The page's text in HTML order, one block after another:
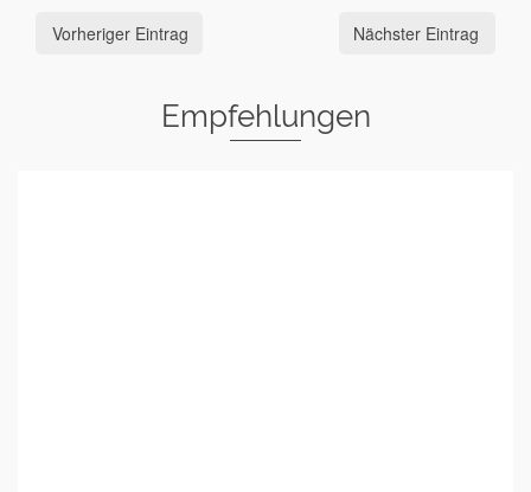
Vorheriger Eintrag Nächster Eintrag
Empfehlungen